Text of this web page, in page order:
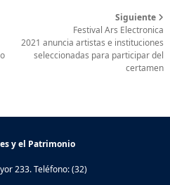
Siguiente
Festival Ars Electronica
2021 anuncia artistas e instituciones
seleccionadas para participar del
certamen
y el Patrimonio
233. Teléfono: (32)